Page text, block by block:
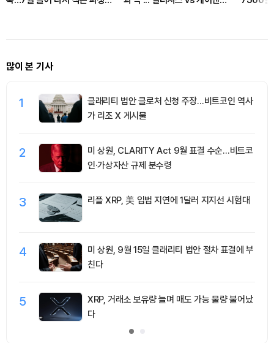
많이 본 기사
1
클래리티 법안 클로처 신청 주장…비트코인 역사
가 리조 X 게시물
2
미 상원, CLARITY Act 9월 표결 수순…비트코
인·가상자산 규제 분수령
3 리플 XRP, 美 입법 지연에 1달러 지지선 시험대
4
미 상원, 9월 15일 클래리티 법안 절차 표결에 부
친다
5
XRP, 거래소 보유량 늘며 매도 가능 물량 불어났
다